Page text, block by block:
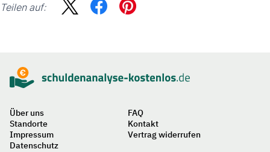
Teilen auf:
Über uns
FAQ
Standorte
Kontakt
Impressum
Vertrag widerrufen
Datenschutz